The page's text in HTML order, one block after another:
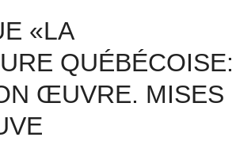
«LA
QUÉBÉCOISE:
ŒUVRE. MISES